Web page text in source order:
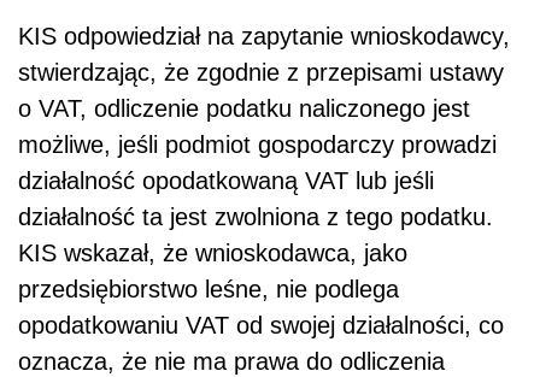
KIS odpowiedział na zapytanie wnioskodawcy,
stwierdzając, że zgodnie z przepisami ustawy
o VAT, odliczenie podatku naliczonego jest
możliwe, jeśli podmiot gospodarczy prowadzi
działalność opodatkowaną VAT lub jeśli
działalność ta jest zwolniona z tego podatku.
KIS wskazał, że wnioskodawca, jako
przedsiębiorstwo leśne, nie podlega
opodatkowaniu VAT od swojej działalności, co
oznacza, że nie ma prawa do odliczenia